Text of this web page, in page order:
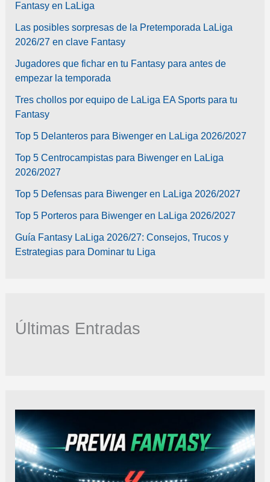
Fantasy en LaLiga
Las posibles sorpresas de la Pretemporada LaLiga
2026/27 en clave Fantasy
Jugadores que fichar en tu Fantasy para antes de
empezar la temporada
Tres chollos por equipo de LaLiga EA Sports para tu
Fantasy
Top 5 Delanteros para Biwenger en LaLiga 2026/2027
Top 5 Centrocampistas para Biwenger en LaLiga
2026/2027
Top 5 Defensas para Biwenger en LaLiga 2026/2027
Top 5 Porteros para Biwenger en LaLiga 2026/2027
Guía Fantasy LaLiga 2026/27: Consejos, Trucos y
Estrategias para Dominar tu Liga
Últimas Entradas